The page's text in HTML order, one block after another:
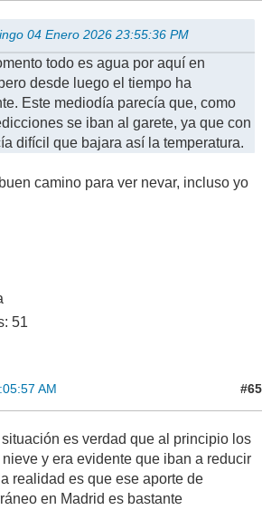
04 Enero 2026 23:55:36 PM
todo es agua por aquí en
desde luego el tiempo ha
Este mediodía parecía que, como
se iban al garete, ya que con
difícil que bajara así la temperatura.
camino para ver nevar, incluso yo
51
AM #65
es verdad que al principio los
y era evidente que iban a reducir
realidad es que ese aporte de
en Madrid es bastante